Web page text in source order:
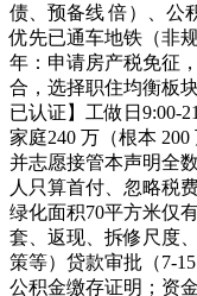
债、预备线 倍）、公
优先已通车地铁（非
年：申请房产税免征
合，选择职住均衡板
已认证】工做日9:00-
家庭240 万（根本
并志愿接管本声明全
人只算首付、忽略税
绿化面积70平方米仅
套、返现、拆修尺度
策等）贷款审批（7-
公积金缴存证明；资